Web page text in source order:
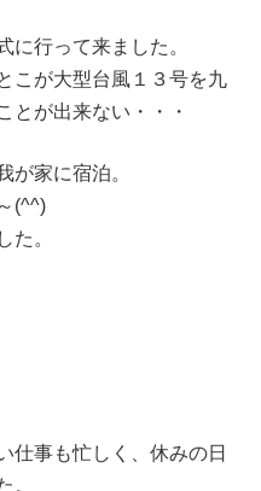
に行って来ました。
こが大型台風１３号を九
とが出来ない・・・
が家に宿泊。
(^^)
た。
仕事も忙しく、休みの日
。